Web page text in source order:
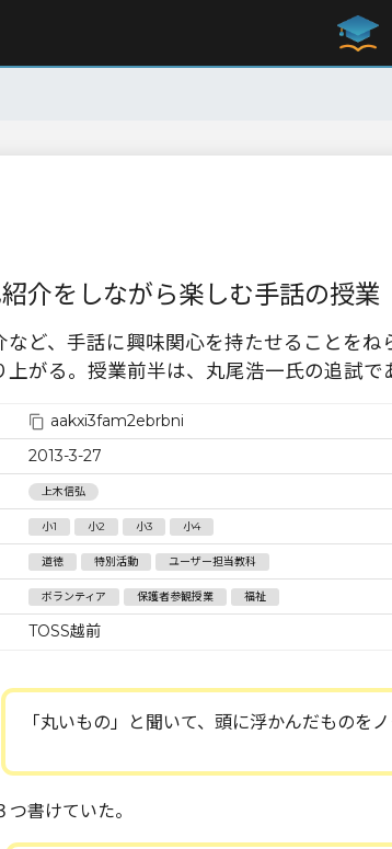
介をしながら楽しむ手話の授業
など、手話に興味関心を持たせることを
がる。授業前半は、丸尾浩一氏の追試で
aakxi3fam2ebrbni
2013-3-27
上木信弘
小1 小2 小3 小4
道徳 特別活動 ユーザー担当教科
ボランティア 保護者参観授業 福祉
TOSS越前
「丸いもの」と聞いて、頭に浮かんだものを
書けていた。